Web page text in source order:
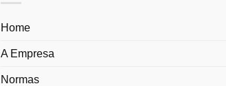
Home
A Empresa
Normas